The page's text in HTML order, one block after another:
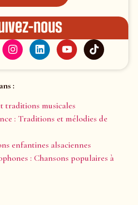
nous
:
traditions musicales
: Traditions et mélodies de
enfantines alsaciennes
: Chansons populaires à